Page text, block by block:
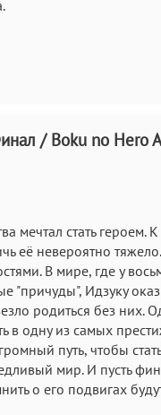
/ Boku no Hero
мечтал стать героем.
её невероятно
В мире, где у
"причуды", Идзуку
родиться без них.
в одну из самых
путь, чтобы
мир. И пусть
о его подвигах